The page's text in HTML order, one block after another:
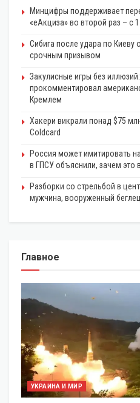
Минцифры поддерживает
«еАкциза» во второй раз – с
Сибига после удара по Киеву
срочным призывом
Закулисные игры без
прокомментировал
Кремлем
Хакери викрали понад $75 млн
Coldcard
Россия может имитировать
в ГПСУ объяснили, зачем это
Разборки со стрельбой в
мужчина, вооруженный
Главное
УКРАИНА И МИР